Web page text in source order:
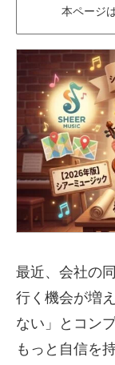
本ページ
最近、会社の
行く機会が増
ない」とコン
もっと自信を